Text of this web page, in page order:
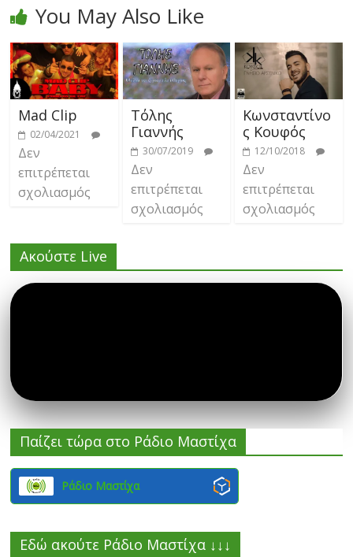
You May Also Like
Mad Clip
02/04/2021
Δεν
επιτρέπεται
σχολιασμός
Τόλης
Γιαννής
30/07/2019
Δεν
επιτρέπεται
σχολιασμός
Κωνσταντίνο
ς Κουφός
12/10/2018
Δεν
επιτρέπεται
σχολιασμός
Ακούστε Live
Παίζει τώρα στο Ράδιο Μαστίχα
Ράδιο Μαστίχα
Εδώ ακούτε Ράδιο Μαστίχα ↓↓↓